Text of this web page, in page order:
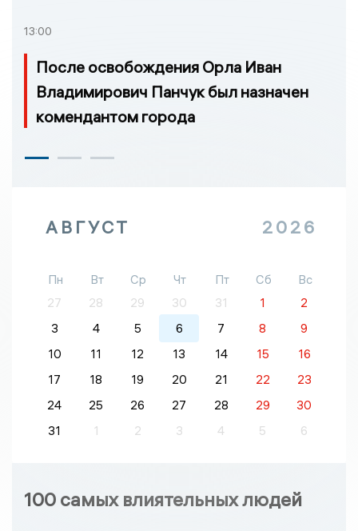
13:00
После освобождения Орла Иван
Владимирович Панчук был назначен
комендантом города
АВГУСТ 2026
Пн Вт Ср Чт Пт Сб
Вс
27
28 29 30 31 1
2
3
4 5 6 7 8
9
10
11 12 13 14 15
16
17
18 19 20 21 22
23
24
25 26 27 28 29
30
31
1 2 3 4 5 6
100 самых влиятельных людей